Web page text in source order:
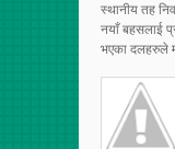
स्थानीय तह
नयाँ बहसलाई
भएका दलहरुले